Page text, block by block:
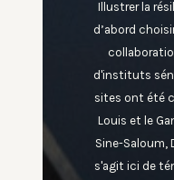
Illustrer la
d’abord
d'instituts
sites ont été
Louis et le
Sine-Saloum,
s'agit ici de